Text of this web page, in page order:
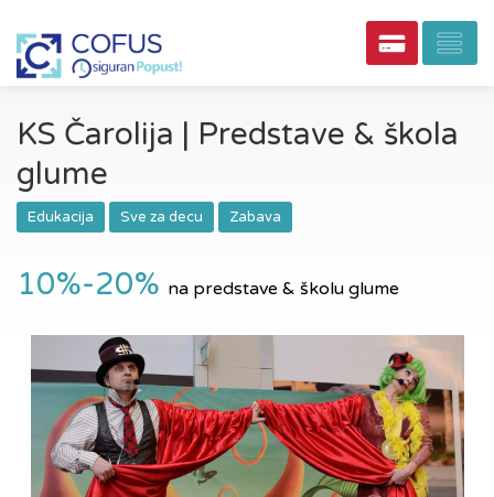
KS Čarolija | Predstave & škola
glume
Edukacija Sve za decu Zabava
10%-20% na predstave & školu glume